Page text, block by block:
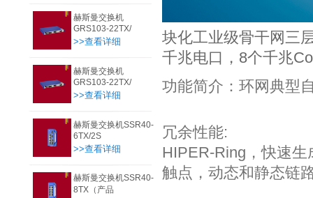
赫斯曼交换机
GRS103-22TX/
>>查看详细
赫斯曼交换机
GRS103-22TX/
>>查看详细
赫斯曼交换机SSR40-
6TX/2S
>>查看详细
赫斯曼交换机SSR40-
8TX（产品
块化工业级骨干网三
千兆电口，8个千兆
功能简介：环网典型
冗余性能:
HIPER-Ring，快速
触点，动态和静态链